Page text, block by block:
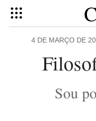
4 DE MARÇO DE
Sou